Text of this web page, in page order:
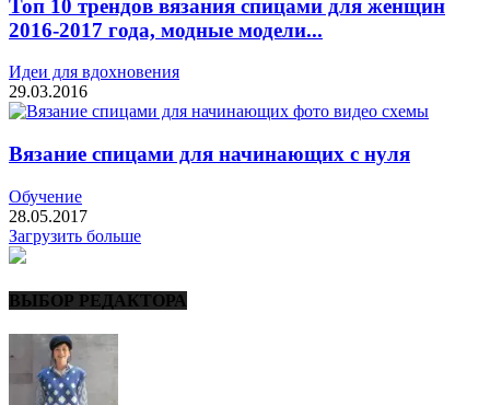
Топ 10 трендов вязания спицами для женщин
2016-2017 года, модные модели...
Идеи для вдохновения
29.03.2016
Вязание спицами для начинающих с нуля
Обучение
28.05.2017
Загрузить больше
ВЫБОР РЕДАКТОРА